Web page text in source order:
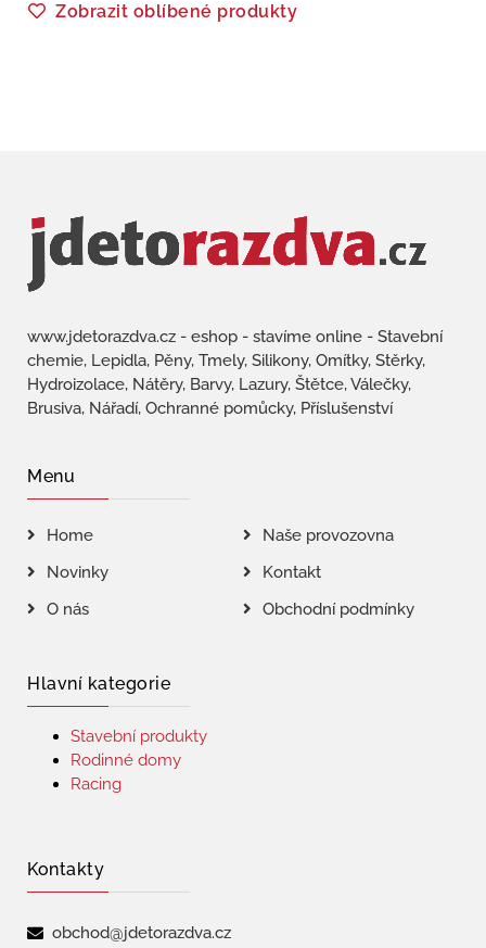
Zobrazit oblíbené produkty
www.jdetorazdva.cz - eshop - stavíme online - Stavební
chemie, Lepidla, Pěny, Tmely, Silikony, Omítky, Stěrky,
Hydroizolace, Nátěry, Barvy, Lazury, Štětce, Válečky,
Brusiva, Nářadí, Ochranné pomůcky, Příslušenství
Menu
Home
Naše provozovna
Novinky
Kontakt
O nás
Obchodní podmínky
Hlavní kategorie
Stavební produkty
Rodinné domy
Racing
Kontakty
obchod@jdetorazdva.cz